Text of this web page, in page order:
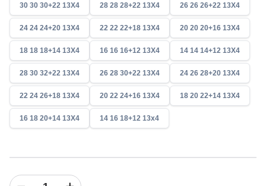
30 30 30+22 13X4 28 28 28+22 13X4 26 26 26+22 13X4
24 24 24+20 13X4 22 22 22+18 13X4 20 20 20+16 13X4
18 18 18+14 13X4 16 16 16+12 13X4 14 14 14+12 13X4
28 30 32+22 13X4 26 28 30+22 13X4 24 26 28+20 13X4
22 24 26+18 13X4 20 22 24+16 13X4 18 20 22+14 13X4
16 18 20+14 13X4 14 16 18+12 13x4